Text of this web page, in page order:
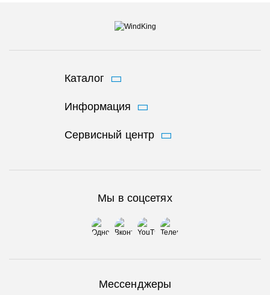
Каталог
Информация
Сервисный центр
Мы в соцсетях
Мессенджеры